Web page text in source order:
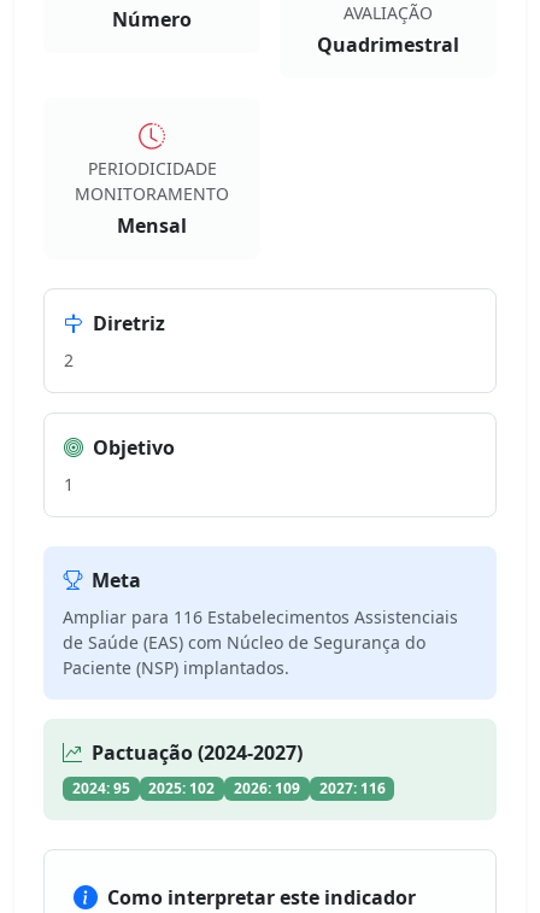
Número
AVALIAÇÃO
Quadrimestral
PERIODICIDADE
MONITORAMENTO
Mensal
Diretriz
2
Objetivo
1
Meta
Ampliar para 116 Estabelecimentos Assistenciais
de Saúde (EAS) com Núcleo de Segurança do
Paciente (NSP) implantados.
Pactuação (2024-2027)
2024: 95 2025: 102 2026: 109 2027: 116
Como interpretar este indicador